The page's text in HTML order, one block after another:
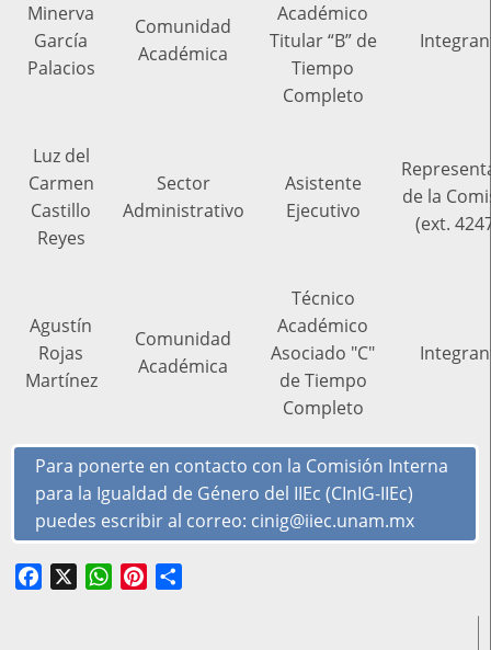
Minerva
García
Palacios
Comunidad
Académica
Académico
Titular “B” de
Tiempo
Completo
Luz del
Carmen
Castillo
Reyes
Sector
Administrativo
Asistente
Ejecutivo
de la
(ext.
Agustín
Rojas
Martínez
Comunidad
Académica
Técnico
Académico
Asociado "C"
de Tiempo
Completo
Para ponerte en contacto con la Comisión Interna
para la Igualdad de Género del IIEc (CInIG-IIEc)
puedes escribir al correo: cinig@iiec.unam.mx
Facebook WhatsAppPinterest